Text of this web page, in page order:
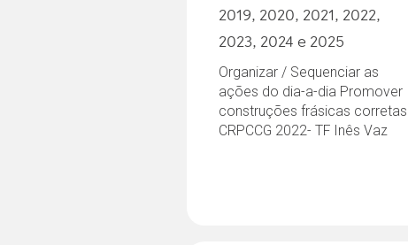
2019, 2020, 2021, 2022,
2023, 2024 e 2025
Organizar / Sequenciar as
ações do dia-a-dia Promover
construções frásicas corretas
CRPCCG 2022- TF Inês Vaz